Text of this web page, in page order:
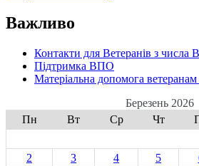
Важливо
Контакти для Ветеранів з числа
Підтримка ВПО
Матеріальна допомога ветеранам
Березень 2026
Пн
Вт Ср Чт
2
3 4 5